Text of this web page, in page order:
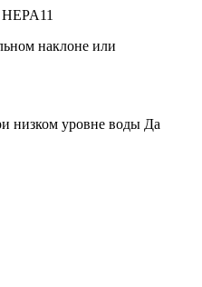
HEPA11
наклоне или
низком уровне воды Да